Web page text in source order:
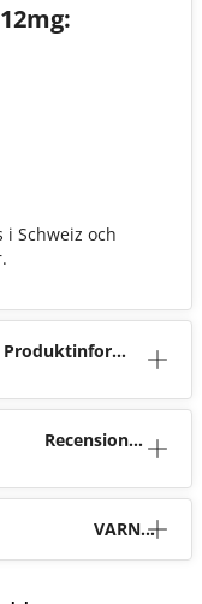
Schweiz och
Produktinforma
Recensioner
VARNI